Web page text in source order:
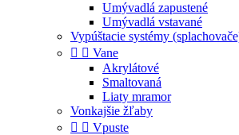
Umývadlá zapustené
Umývadlá vstavané
Vypúštacie systémy
  Vane
Akrylátové
Smaltovaná
Liaty mramor
Vonkajšie žľaby
  Vpuste